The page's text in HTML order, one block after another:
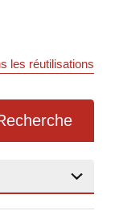
les réutilisations